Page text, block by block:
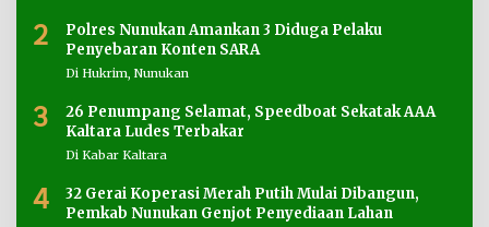
2
Polres Nunukan Amankan 3 Diduga Pelaku
Penyebaran Konten SARA
Di Hukrim, Nunukan
3
26 Penumpang Selamat, Speedboat Sekatak AAA
Kaltara Ludes Terbakar
Di Kabar Kaltara
4
32 Gerai Koperasi Merah Putih Mulai Dibangun,
Pemkab Nunukan Genjot Penyediaan Lahan